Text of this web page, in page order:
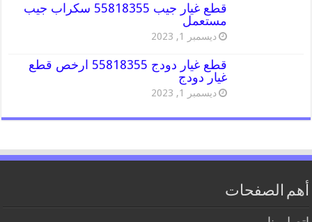
قطع غيار جيب 55818355 سكراب جيب
مستعمل
ديسمبر 1, 2023
قطع غيار دودج 55818355 ارخص قطع
غيار دودج
ديسمبر 1, 2023
أهم الصفحات